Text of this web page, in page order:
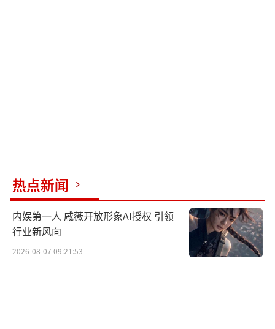
热点新闻
内娱第一人 戚薇开放形象AI授权 引领
行业新风向
2026-08-07 09:21:53